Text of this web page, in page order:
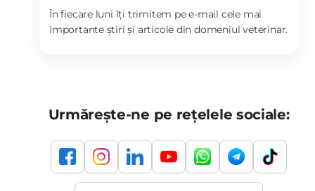
În fiecare luni îți trimitem pe e-mail cele mai
importante știri și articole din domeniul veterinar.
Urmărește-ne pe rețelele sociale: